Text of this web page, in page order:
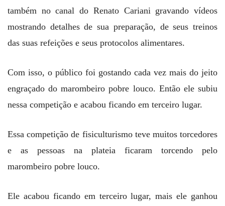
também no canal do Renato Cariani gravando vídeos
mostrando detalhes de sua preparação, de seus treinos
das suas refeições e seus protocolos alimentares.
Com isso, o público foi gostando cada vez mais do jeito
engraçado do marombeiro pobre louco. Então ele subiu
nessa competição e acabou ficando em terceiro lugar.
Essa competição de fisiculturismo teve muitos torcedores
e as pessoas na plateia ficaram torcendo pelo
marombeiro pobre louco.
Ele acabou ficando em terceiro lugar, mais ele ganhou